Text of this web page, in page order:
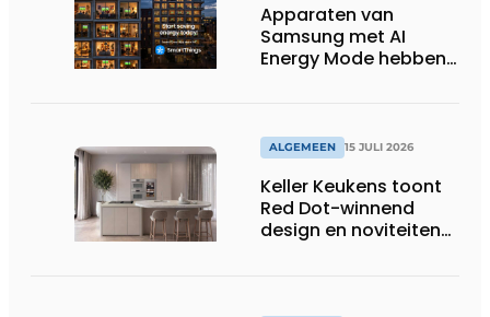
Apparaten van
Samsung met AI
Energy Mode hebben
huishoudens, wat
wassen van 22.023.110
voetbalshirts
ALGEMEEN 15 JULI 2026
Keller Keukens toont
Red Dot-winnend
design en noviteiten